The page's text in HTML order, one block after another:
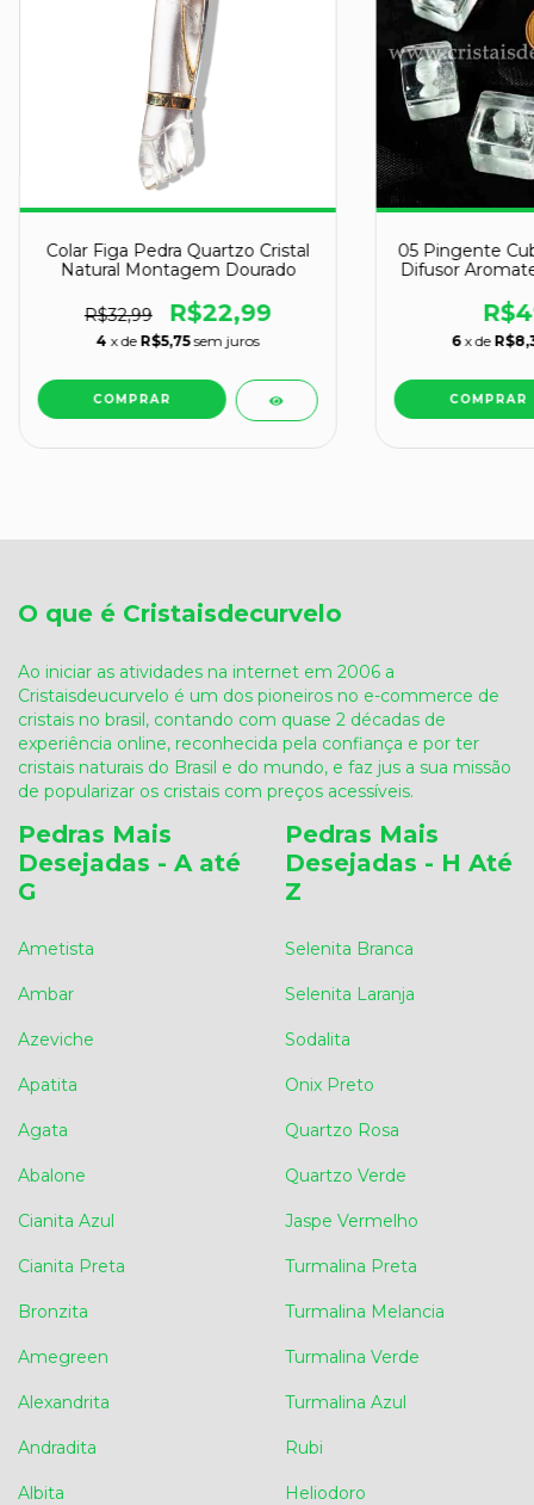
Colar Figa Pedra Quartzo Cristal
Natural Montagem Dourado
R$32,99 R$22,99
4 x de R$5,75 sem juros
05 Pingente
Difusor
6 x de
O que é Cristaisdecurvelo
Ao iniciar as atividades na internet em 2006 a
Cristaisdeucurvelo é um dos pioneiros no e-commerce de
cristais no brasil, contando com quase 2 décadas de
experiência online, reconhecida pela confiança e por ter
cristais naturais do Brasil e do mundo, e faz jus a sua missão
de popularizar os cristais com preços acessíveis.
Pedras Mais
Desejadas - A até
G
Ametista
Ambar
Azeviche
Apatita
Agata
Abalone
Cianita Azul
Cianita Preta
Bronzita
Amegreen
Alexandrita
Andradita
Albita
Pedras Mais
Desejadas - H Até
Z
Selenita Branca
Selenita Laranja
Sodalita
Onix Preto
Quartzo Rosa
Quartzo Verde
Jaspe Vermelho
Turmalina Preta
Turmalina Melancia
Turmalina Verde
Turmalina Azul
Rubi
Heliodoro